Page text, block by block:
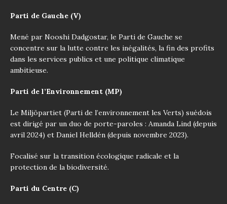
Parti de Gauche (V)
Mené par Nooshi Dadgostar, le Parti de Gauche se
concentre sur la lutte contre les inégalités, la fin des profits
dans les services publics et une politique climatique
ambitieuse.
Parti de l’Environnement (MP)
Le Miljöpartiet (Parti de l’environnement les Verts) suédois
est dirigé par un duo de porte-paroles : Amanda Lind (depuis
avril 2024) et Daniel Helldén (depuis novembre 2023).
Focalisé sur la transition écologique radicale et la
protection de la biodiversité.
Parti du Centre (C)